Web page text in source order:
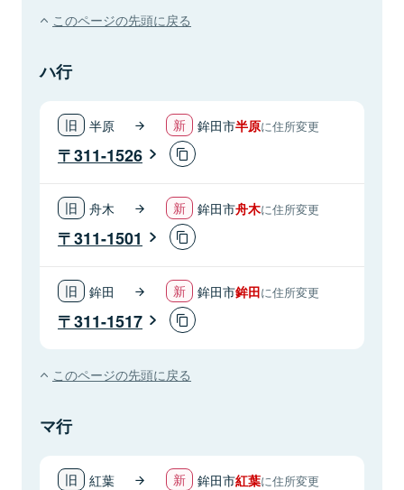
このページの先頭に戻る
ハ行
半原 鉾田市半原に住所変更
311-1526
舟木 鉾田市舟木に住所変更
311-1501
鉾田 鉾田市鉾田に住所変更
311-1517
このページの先頭に戻る
マ行
紅葉 鉾田市紅葉に住所変更